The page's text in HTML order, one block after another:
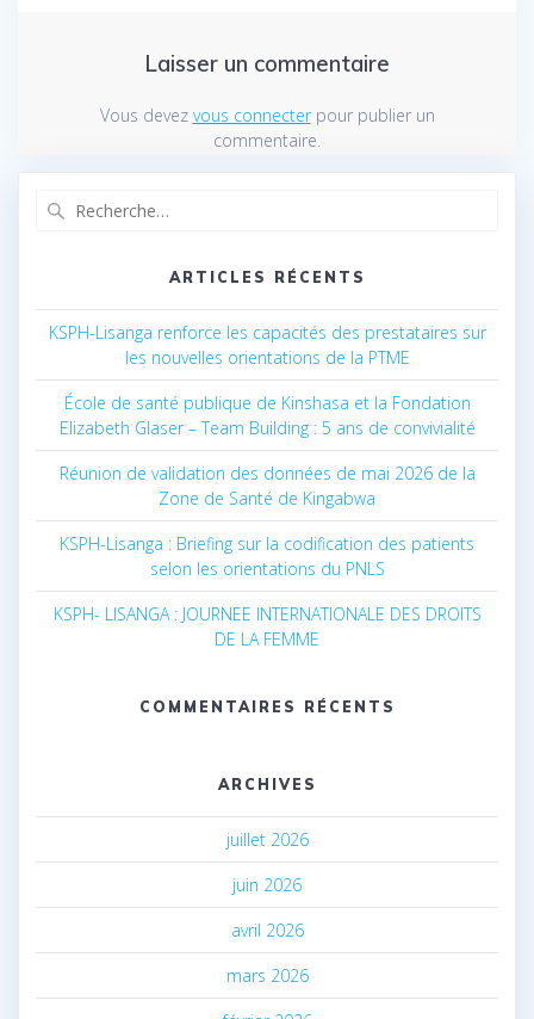
Laisser un commentaire
Vous devez vous connecterpour publier un
commentaire.
ARTICLES RÉCENTS
KSPH-Lisanga renforce les capacités des prestataires sur
les nouvelles orientations de la PTME
École de santé publique de Kinshasa et la Fondation
Elizabeth Glaser – Team Building : 5 ans de convivialité
Réunion de validation des données de mai 2026 de la
Zone de Santé de Kingabwa
KSPH-Lisanga : Briefing sur la codification des patients
selon les orientations du PNLS
KSPH- LISANGA : JOURNEE INTERNATIONALE DES DROITS
DE LA FEMME
COMMENTAIRES RÉCENTS
ARCHIVES
juillet 2026
juin 2026
avril 2026
mars 2026